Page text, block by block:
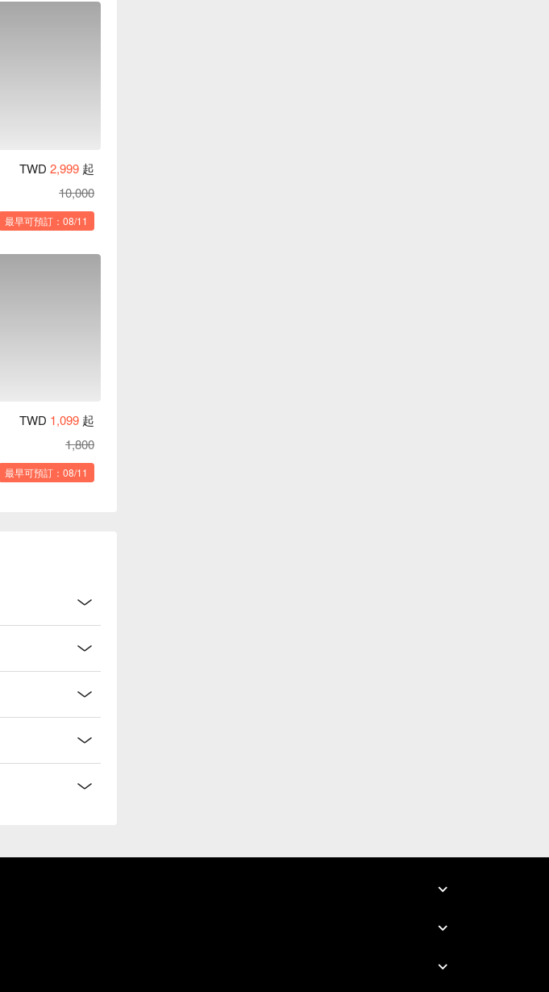
TWD 2,999 起
10,000
最早可預訂：08/11
TWD 1,099 起
1,800
最早可預訂：08/11